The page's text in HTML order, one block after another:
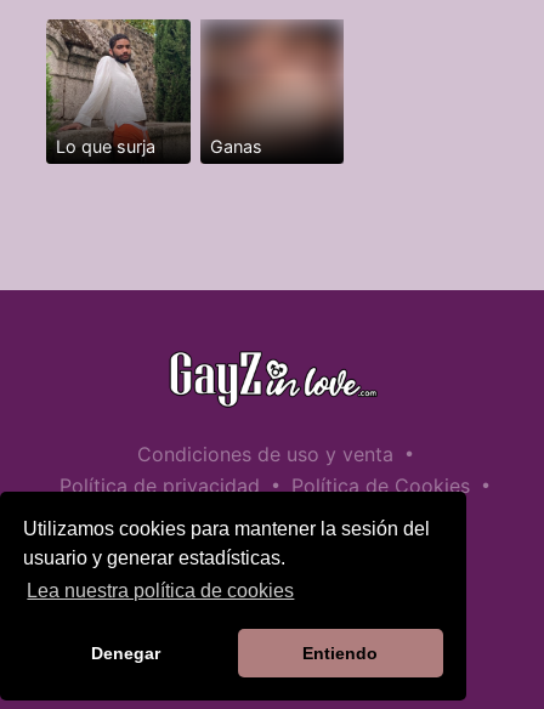
Utilizamos cookies para mantener la sesión del
usuario y generar estadísticas.
Lea nuestra política de cookies
Denegar Entiendo
Lo que surja Ganas
Condiciones de uso y venta •
Política de privacidad • Política de Cookies •
Política de seguridad infantil
Ayuda / Contactar